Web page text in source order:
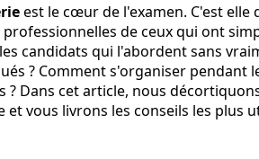
est le cœur de l'examen. C'est elle
de ceux qui ont
candidats qui l'abordent sans
? Comment s'organiser pendant
Dans cet article, nous
et vous livrons les conseils les plus